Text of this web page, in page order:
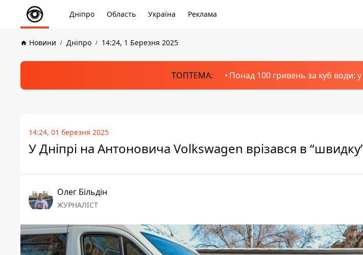
Дніпро Область Україна Реклама
Новини Дніпро 14:24, 1 Березня 2025
ТОПТЕМА: Понад 100 гривень за куб води:
14:24, 01 березня 2025
У Дніпрі на Антоновича Volkswagen врізався в
Олег Більдін
ЖУРНАЛІСТ